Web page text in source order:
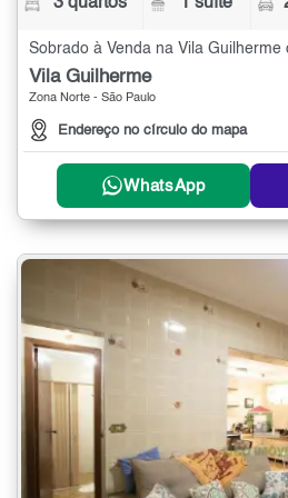
Sobrado à Venda na Vila Guilherme
Vila Guilherme
Zona Norte - São Paulo
Endereço no círculo do mapa
WhatsApp